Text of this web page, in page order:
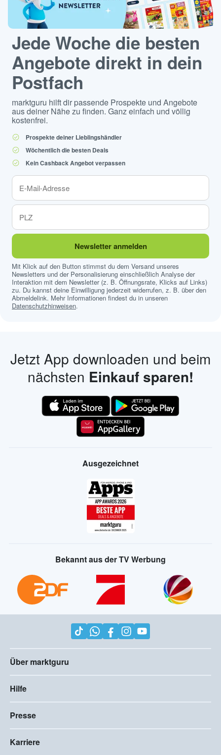
Jede Woche die besten
Angebote direkt in dein
Postfach
marktguru hilft dir passende Prospekte und Angebote
aus deiner Nähe zu finden. Ganz einfach und völlig
kostenfrei.
Prospekte deiner Lieblingshändler
Wöchentlich die besten Deals
Kein Cashback Angebot verpassen
Newsletter anmelden
Mit Klick auf den Button stimmst du dem Versand unseres
Newsletters und der Personalisierung einschließlich Analyse der
Interaktion mit dem Newsletter (z. B. Öffnungsrate, Klicks auf Links)
zu. Du kannst deine Einwilligung jederzeit widerrufen, z. B. über den
Abmeldelink. Mehr Informationen findest du in unseren
Datenschutzhinweisen.
Jetzt App downloaden und beim
nächsten Einkauf sparen!
Ausgezeichnet
Bekannt aus der TV Werbung
Über marktguru
Hilfe
Presse
Karriere